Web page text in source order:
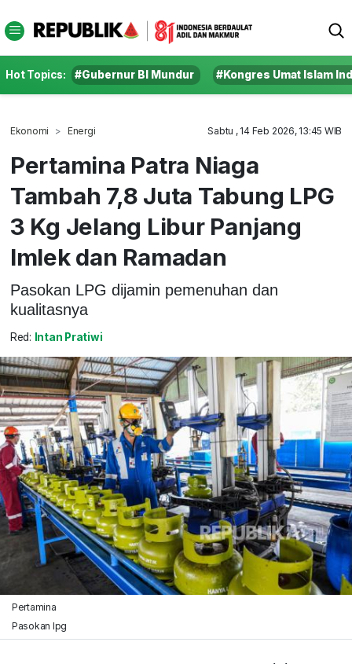
Hot Topics: #Gubernur BI Mundur #Kongres Umat Islam
Ekonomi Energi Sabtu , 14 Feb 2026, 13:45 WIB
Pertamina Patra Niaga
Tambah 7,8 Juta Tabung LPG
3 Kg Jelang Libur Panjang
Imlek dan Ramadan
Pasokan LPG dijamin pemenuhan dan
kualitasnya
Red: Intan Pratiwi
Pertamina
Pasokan lpg